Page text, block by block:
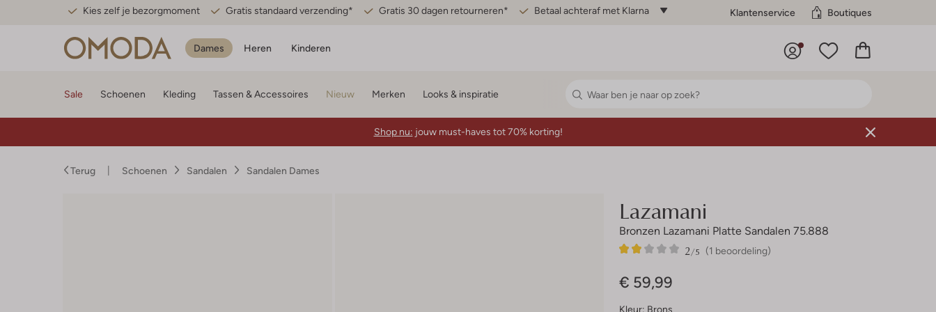
Kies zelf je bezorgmoment Gratis standaard verzending* Gratis 30 dagen retourneren* Betaal achteraf met Klarna Klantenservice Boutiques
Dames Heren Kinderen
Sale Schoenen Kleding Tassen & Accessoires Nieuw Merken Looks & inspiratie
Shop nu: jouw must-haves tot 70% korting!
Terug Schoenen Sandalen Sandalen Dames
Lazamani
Bronzen Lazamani Platte Sandalen 75.888
(1 beoordeling)
2/5
1
2
€ 59,99
Kleur: Brons